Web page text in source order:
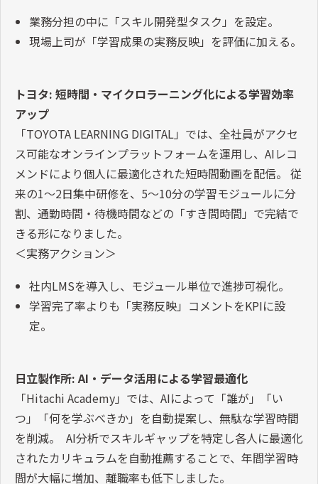
業務分担の中に「スキル開発型タスク」を設定。
現場上司が「学習成果の実務反映」を評価に加える。
トヨタ: 短時間・マイクロラーニング化による学習効率
アップ
「TOYOTA LEARNING DIGITAL」では、全社員がアクセ
ス可能なオンラインプラットフォームを運用し、AIレコ
メンドにより個人に最適化された短時間動画を配信。 従
来の1〜2日集中研修を、5〜10分の学習モジュールに分
割、通勤時間・待機時間などの「すき間時間」で完結で
きる形になりました。
＜実務アクション＞
社内LMSを導入し、モジュール単位で進捗可視化。
学習完了率よりも「実務反映」コメントをKPIに設
定。
日立製作所: AI・データ活用による学習最適化
「Hitachi Academy」では、AIによって「誰が」「い
つ」「何を学ぶべきか」を自動提案し、無駄な学習時間
を削減。 AI分析でスキルギャップを特定し各人に最適化
されたカリキュラムを自動推薦することで、年間学習時
間が大幅に増加、離職率も低下しました。